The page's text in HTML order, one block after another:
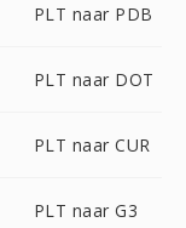
PLT naar PDB
PLT naar DOT
PLT naar CUR
PLT naar G3